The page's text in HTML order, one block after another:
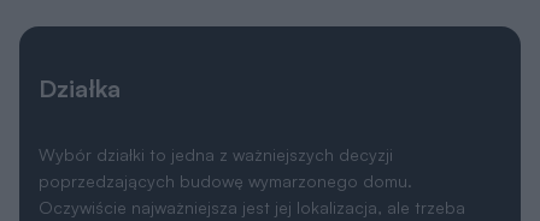
Działka
Wybór działki to jedna z ważniejszych decyzji
poprzedzających budowę wymarzonego domu.
Oczywiście najważniejsza jest jej lokalizacja, ale trzeba